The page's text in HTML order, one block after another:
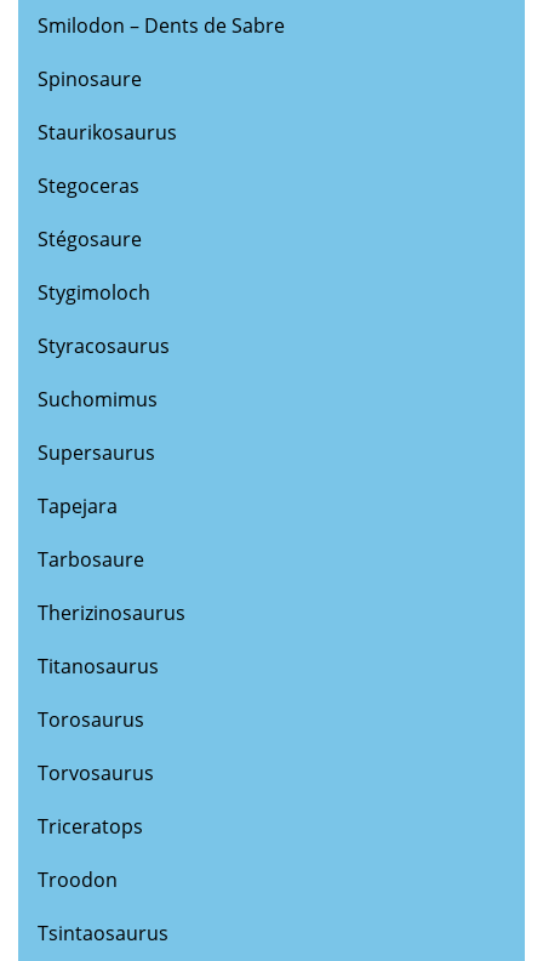
Smilodon – Dents de Sabre
Spinosaure
Staurikosaurus
Stegoceras
Stégosaure
Stygimoloch
Styracosaurus
Suchomimus
Supersaurus
Tapejara
Tarbosaure
Therizinosaurus
Titanosaurus
Torosaurus
Torvosaurus
Triceratops
Troodon
Tsintaosaurus